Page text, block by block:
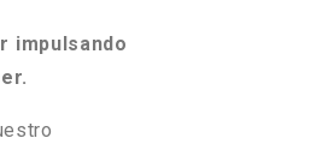
impulsando